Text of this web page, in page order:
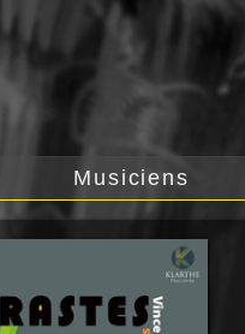
Musiciens